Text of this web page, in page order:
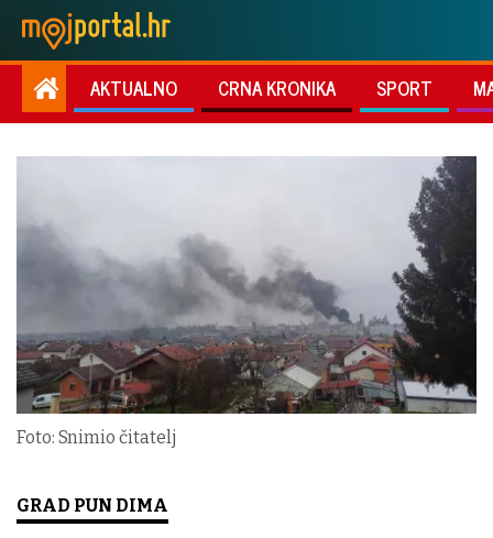
AKTUALNO CRNA KRONIKA SPORT
Foto: Snimio čitatelj
GRAD PUN DIMA